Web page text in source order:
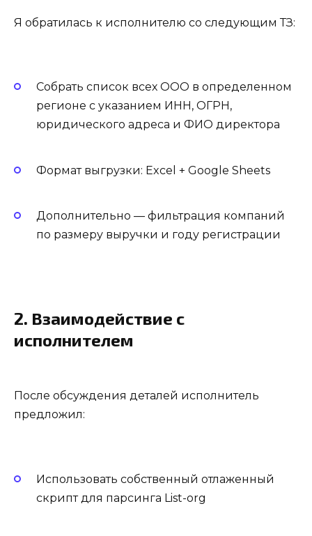
Я обратилась к исполнителю со следующим ТЗ:
Собрать список всех ООО в определенном
регионе с указанием ИНН, ОГРН,
юридического адреса и ФИО директора
Формат выгрузки: Excel + Google Sheets
Дополнительно — фильтрация компаний
по размеру выручки и году регистрации
2. Взаимодействие с
исполнителем
После обсуждения деталей исполнитель
предложил:
Использовать собственный отлаженный
скрипт для парсинга List-org